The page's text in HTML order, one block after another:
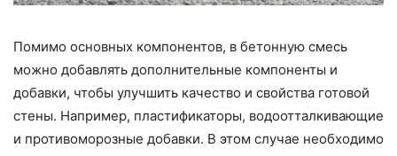
Помимо основных компонентов, в бетонную смесь
можно добавлять дополнительные компоненты и
добавки, чтобы улучшить качество и свойства готовой
стены. Например, пластификаторы, водоотталкивающие
и противоморозные добавки. В этом случае необходимо